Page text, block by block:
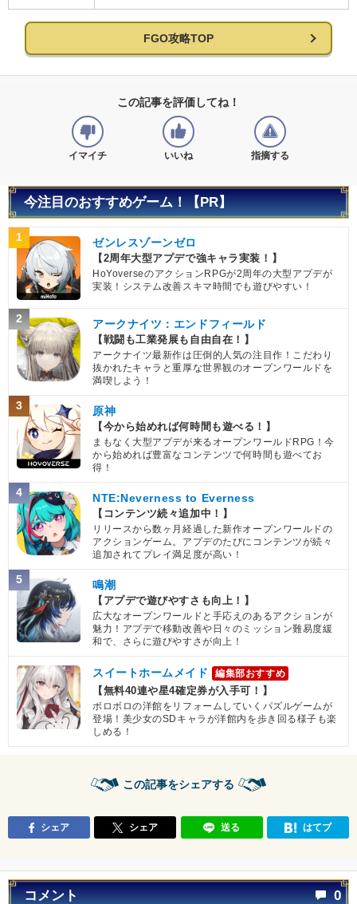
FGO攻略TOP
この記事を評価してね！
イマイチ いいね 指摘する
今注目のおすすめゲーム！【PR】
1 ゼンレスゾーンゼロ
【2周年大型アプデで強キャラ実装！】
HoYoverseのアクションRPGが2周年の大型アプデが
実装！システム改善スキマ時間でも遊びやすい！
2 アークナイツ：エンドフィールド
【戦闘も工業発展も自由自在！】
アークナイツ最新作は圧倒的人気の注目作！こだわり
抜かれたキャラと重厚な世界観のオープンワールドを
満喫しよう！
3 原神
【今から始めれば何時間も遊べる！】
まもなく大型アプデが来るオープンワールドRPG！今
から始めれば豊富なコンテンツで何時間も遊べてお
得！
4 NTE:Neverness to Everness
【コンテンツ続々追加中！】
リリースから数ヶ月経過した新作オープンワールドの
アクションゲーム。アプデのたびにコンテンツが続々
追加されてプレイ満足度が高い！
5 鳴潮
【アプデで遊びやすさも向上！】
広大なオープンワールドと手応えのあるアクションが
魅力！アプデで移動改善や日々のミッション難易度緩
和で、さらに遊びやすさが向上！
スイートホームメイド 編集部おすすめ
【無料40連や星4確定券が入手可！】
ボロボロの洋館をリフォームしていくパズルゲームが
登場！美少女のSDキャラが洋館内を歩き回る様子も楽
しめる！
この記事をシェアする
シェア シェア 送る はてブ
コメント 0